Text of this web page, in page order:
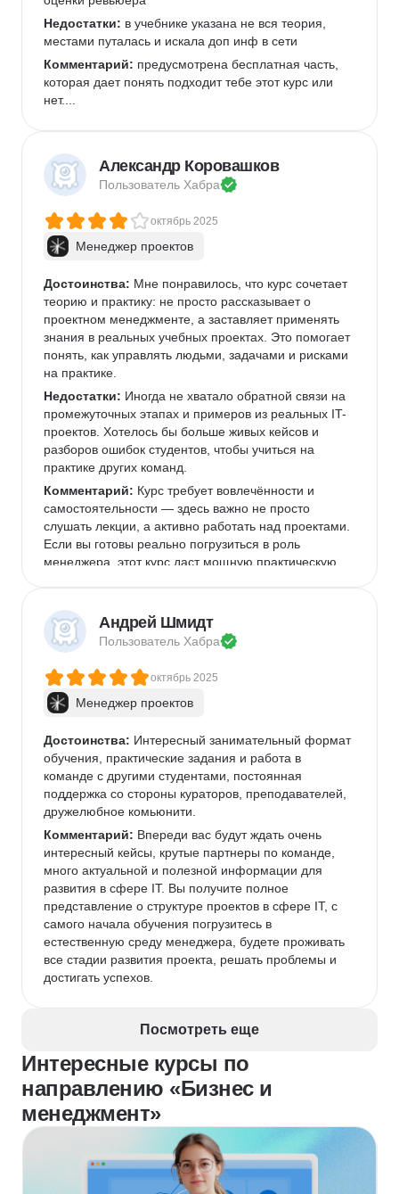
Недостатки: в учебнике указана не вся теория,
местами путалась и искала доп инф в сети
Комментарий: предусмотрена бесплатная часть,
которая дает понять подходит тебе этот курс или
нет....
Александр Коровашков
Пользователь Хабра
октябрь 2025
Менеджер проектов
Достоинства: Мне понравилось, что курс сочетает
теорию и практику: не просто рассказывает о
проектном менеджменте, а заставляет применять
знания в реальных учебных проектах. Это помогает
понять, как управлять людьми, задачами и рисками
на практике.
Недостатки: Иногда не хватало обратной связи на
промежуточных этапах и примеров из реальных IT-
проектов. Хотелось бы больше живых кейсов и
разборов ошибок студентов, чтобы учиться на
практике других команд.
Комментарий: Курс требует вовлечённости и
самостоятельности — здесь важно не просто
слушать лекции, а активно работать над проектами.
Если вы готовы реально погрузиться в роль
менеджера, этот курс даст мощную практическую
Андрей Шмидт
Пользователь Хабра
октябрь 2025
Менеджер проектов
Достоинства: Интересный занимательный формат
обучения, практические задания и работа в
команде с другими студентами, постоянная
поддержка со стороны кураторов, преподавателей,
дружелюбное комьюнити.
Комментарий: Впереди вас будут ждать очень
интересный кейсы, крутые партнеры по команде,
много актуальной и полезной информации для
развития в сфере IT. Вы получите полное
представление о структуре проектов в сфере IT, с
самого начала обучения погрузитесь в
естественную среду менеджера, будете проживать
все стадии развития проекта, решать проблемы и
достигать успехов.
Посмотреть еще
Интересные курсы по
направлению «Бизнес и
менеджмент»